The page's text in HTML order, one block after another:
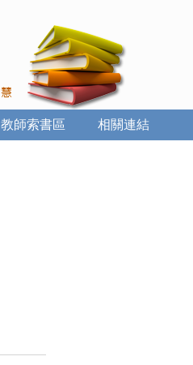
相關連結
教師索書區